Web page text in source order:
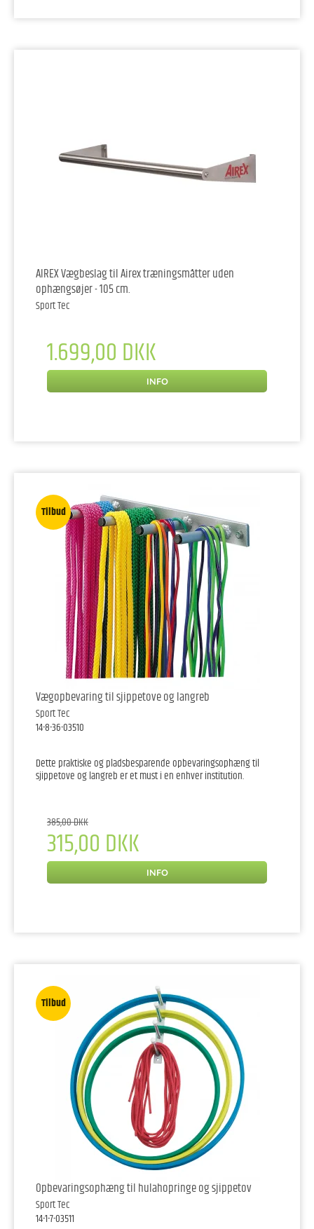
AIREX Vægbeslag til Airex træningsmåtter uden
ophængsøjer - 105 cm.
Sport Tec
1.699,00 DKK
INFO
Tilbud
Vægopbevaring til sjippetove og langreb
Sport Tec
14-8-36-03510
Dette praktiske og pladsbesparende opbevaringsophæng til
sjippetove og langreb er et must i en enhver institution.
385,00 DKK
315,00 DKK
INFO
Tilbud
Opbevaringsophæng til hulahopringe og sjippetov
Sport Tec
14-1-7-03511